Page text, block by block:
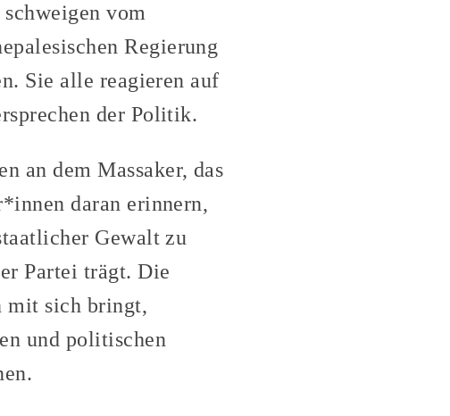
vom
Regierung
Sie alle reagieren auf
der Politik.
an dem Massaker, das
daran erinnern,
Gewalt zu
Partei trägt. Die
mit sich bringt,
und politischen